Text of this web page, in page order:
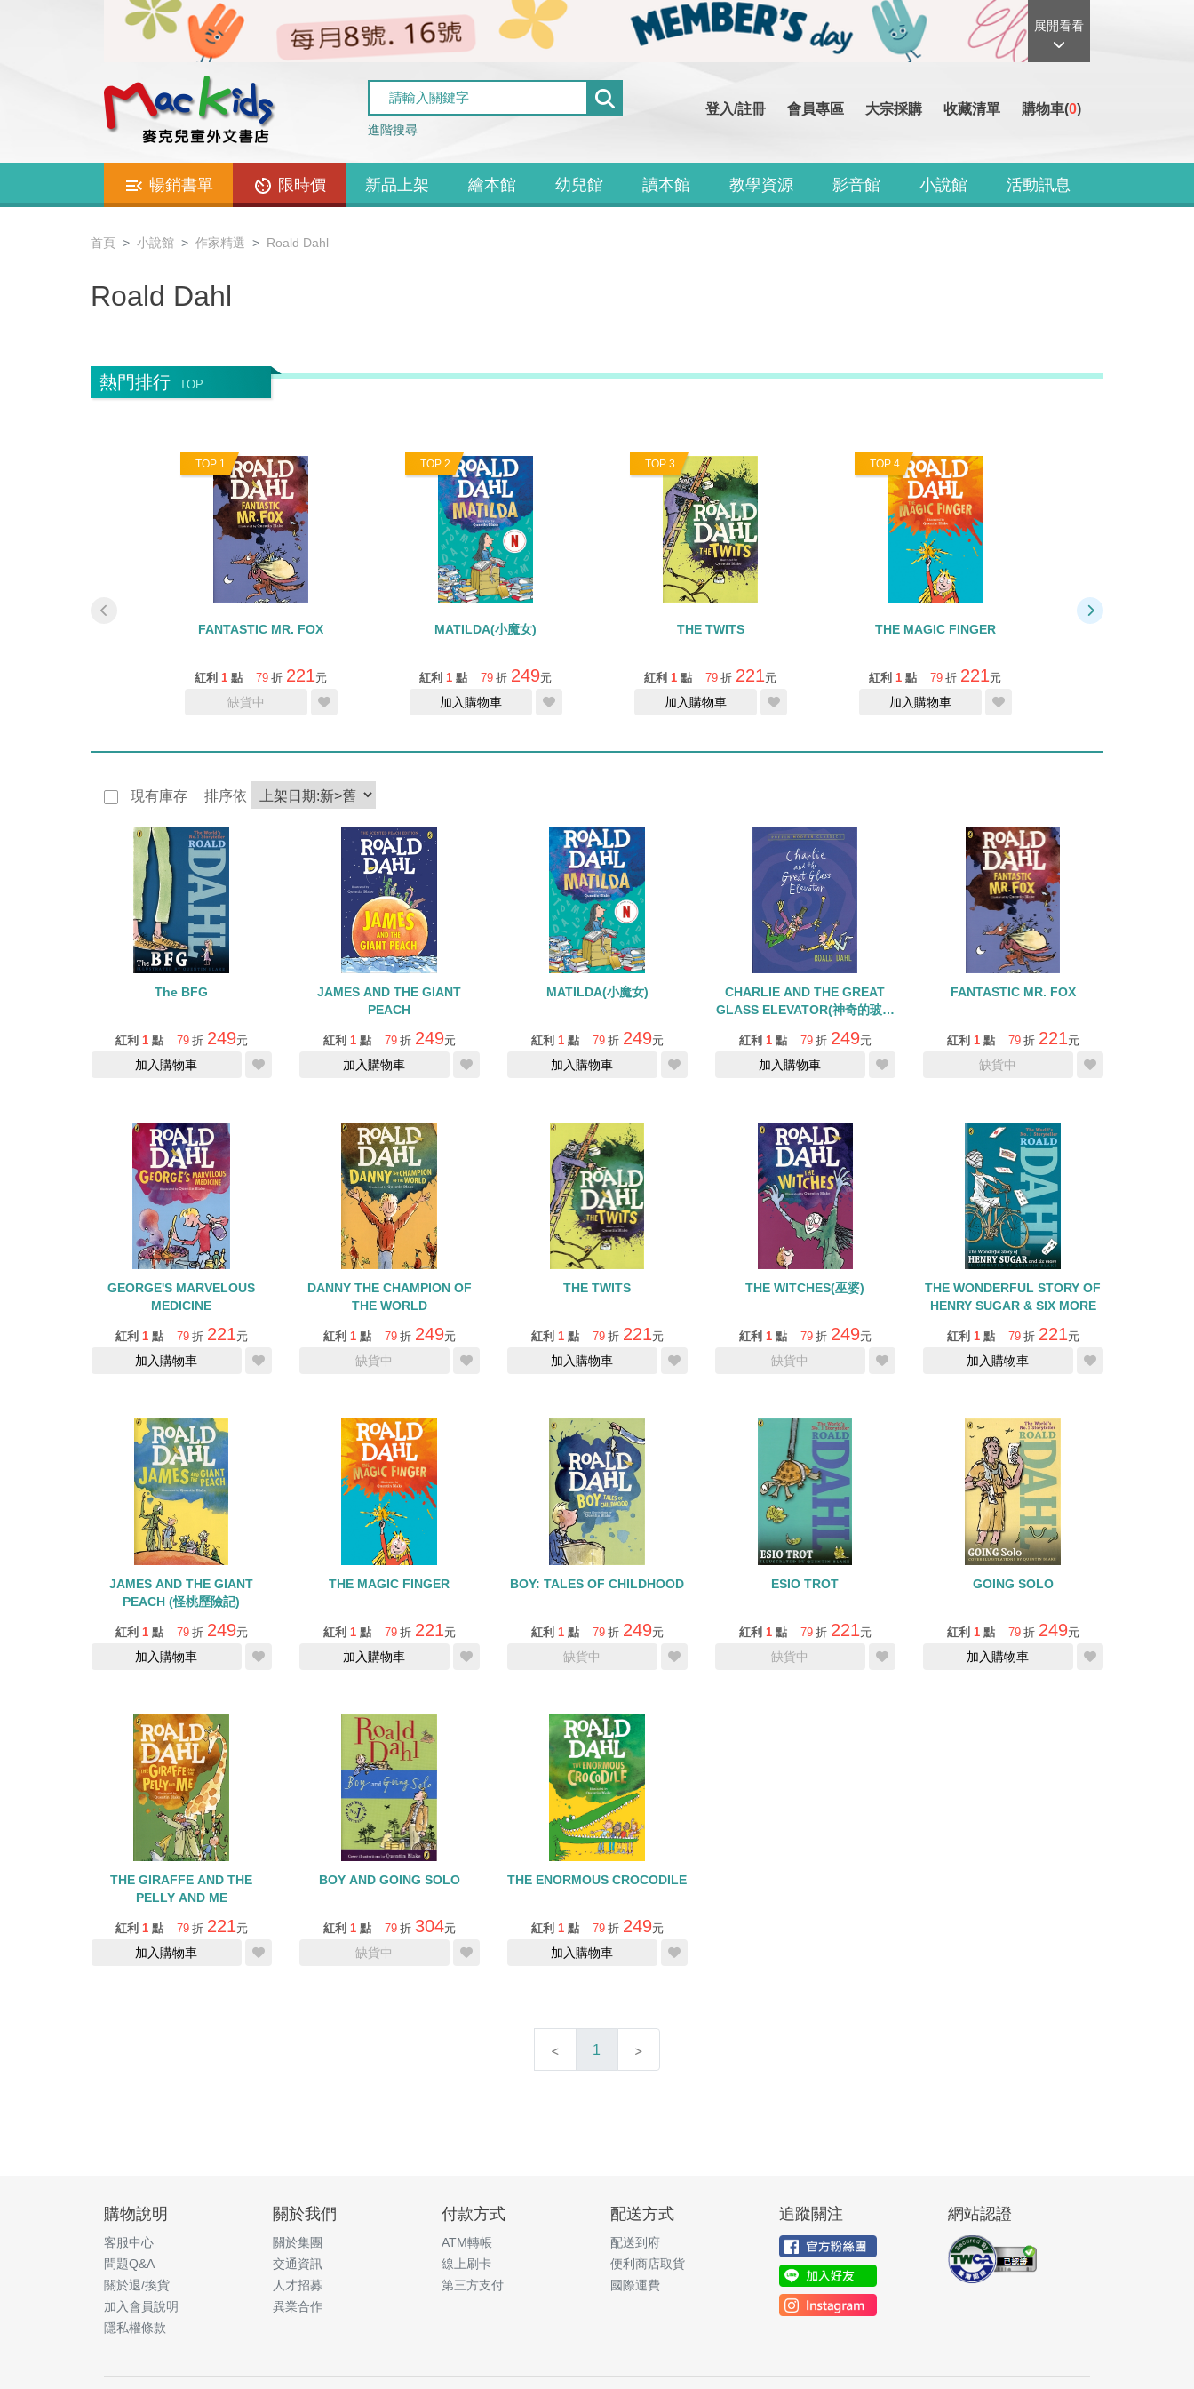
展開看看
進階搜尋
登入/註冊 會員專區 大宗採購 收藏清單 購物車(0)
暢銷書單 限時價 新品上架 繪本館 幼兒館 讀本館 教學資源 影音館 小說館 活動訊息
首頁 小說館 作家精選 Roald Dahl
Roald Dahl
熱門排行 TOP
TOP 1
FANTASTIC MR. FOX
紅利 1 點 79 折 221元
缺貨中
TOP 2
MATILDA(小魔女)
紅利 1 點 79 折 249元
加入購物車
TOP 3
THE TWITS
紅利 1 點 79 折 221元
加入購物車
TOP 4
THE MAGIC FINGER
紅利 1 點 79 折 221元
加入購物車
現有庫存 排序依
The BFG
紅利 1 點 79 折 249元
加入購物車
JAMES AND THE GIANT
PEACH
紅利 1 點 79 折 249元
加入購物車
MATILDA(小魔女)
紅利 1 點 79 折 249元
加入購物車
CHARLIE AND THE GREAT
GLASS ELEVATOR(神奇的玻璃
紅利 1 點 79 折 249元
加入購物車
FANTASTIC MR. FOX
紅利 1 點 79 折 221元
缺貨中
GEORGE'S MARVELOUS
MEDICINE
紅利 1 點 79 折 221元
加入購物車
DANNY THE CHAMPION OF
THE WORLD
紅利 1 點 79 折 249元
缺貨中
THE TWITS
紅利 1 點 79 折 221元
加入購物車
THE WITCHES(巫婆)
紅利 1 點 79 折 249元
缺貨中
THE WONDERFUL STORY OF
HENRY SUGAR & SIX MORE
紅利 1 點 79 折 221元
加入購物車
JAMES AND THE GIANT
PEACH (怪桃歷險記)
紅利 1 點 79 折 249元
加入購物車
THE MAGIC FINGER
紅利 1 點 79 折 221元
加入購物車
BOY: TALES OF CHILDHOOD
紅利 1 點 79 折 249元
缺貨中
ESIO TROT
紅利 1 點 79 折 221元
缺貨中
GOING SOLO
紅利 1 點 79 折 249元
加入購物車
THE GIRAFFE AND THE
PELLY AND ME
紅利 1 點 79 折 221元
加入購物車
BOY AND GOING SOLO
紅利 1 點 79 折 304元
缺貨中
THE ENORMOUS CROCODILE
紅利 1 點 79 折 249元
加入購物車
1
購物說明
客服中心
問題Q&A
關於退/換貨
加入會員說明
隱私權條款
關於我們
關於集團
交通資訊
人才招募
異業合作
付款方式
ATM轉帳
線上刷卡
第三方支付
配送方式
配送到府
便利商店取貨
國際運費
追蹤關注 網站認證